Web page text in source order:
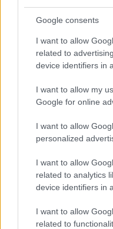
Google consents
I want to allow
related to
device identifiers in
I want to allow my
Google for online
I want to allow
personalized
I want to allow
related to analytics
device identifiers in
I want to allow
related to
Continua a
FUTURE